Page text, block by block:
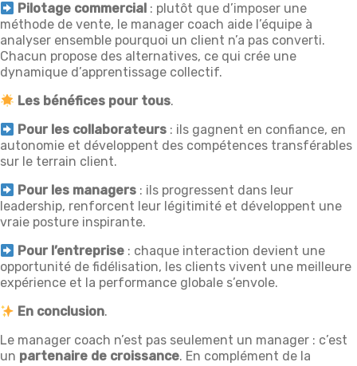
Pilotage commercial : plutôt que d’imposer une
méthode de vente, le manager coach aide l’équipe à
analyser ensemble pourquoi un client n’a pas converti.
Chacun propose des alternatives, ce qui crée une
dynamique d’apprentissage collectif.
Les bénéfices pour tous.
Pour les collaborateurs : ils gagnent en confiance, en
autonomie et développent des compétences transférables
sur le terrain client.
Pour les managers : ils progressent dans leur
leadership, renforcent leur légitimité et développent une
vraie posture inspirante.
Pour l’entreprise : chaque interaction devient une
opportunité de fidélisation, les clients vivent une meilleure
expérience et la performance globale s’envole.
En conclusion.
Le manager coach n’est pas seulement un manager : c’est
un partenaire de croissance. En complément de la